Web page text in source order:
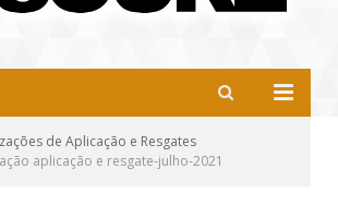
de Aplicação e Resgates
aplicação e resgate-julho-2021